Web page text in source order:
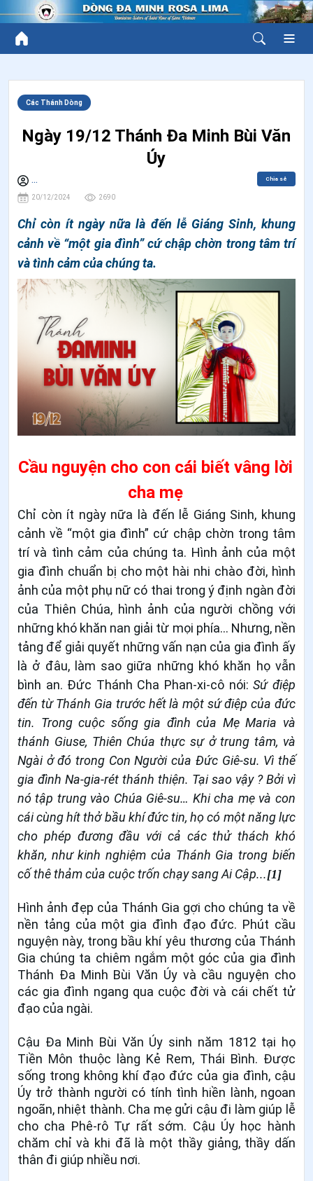
Các Thánh Dòng
Ngày 19/12 Thánh Ða Minh Bùi Văn
Úy
...
20/12/2024 2690
Chia sẻ
Chỉ còn ít ngày nữa là đến lễ Giáng Sinh, khung
cảnh về “một gia đình” cứ chập chờn trong tâm trí
và tình cảm của chúng ta.
Cầu nguyện cho con cái biết vâng lời
cha mẹ
Chỉ còn ít ngày nữa là đến lễ Giáng Sinh, khung
cảnh về “một gia đình” cứ chập chờn trong tâm
trí và tình cảm của chúng ta. Hình ảnh của một
gia đình chuẩn bị cho một hài nhi chào đời, hình
ảnh của một phụ nữ có thai trong ý định ngàn đời
của Thiên Chúa, hình ảnh của người chồng với
những khó khăn nan giải từ mọi phía… Nhưng, nền
tảng để giải quyết những vấn nạn của gia đình ấy
là ở đâu, làm sao giữa những khó khăn họ vẫn
bình an. Đức Thánh Cha Phan-xi-cô nói:Sứ điệp
đến từ Thánh Gia trước hết là một sứ điệp của đức
tin. Trong cuộc sống gia đình của Mẹ Maria và
thánh Giuse, Thiên Chúa thực sự ở trung tâm, và
Ngài ở đó trong Con Người của Đức Giê-su. Vì thế
gia đình Na-gia-rét thánh thiện. Tại sao vậy ? Bởi vì
nó tập trung vào Chúa Giê-su… Khi cha mẹ và con
cái cùng hít thở bầu khí đức tin, họ có một năng lực
cho phép đương đầu với cả các thử thách khó
khăn, như kinh nghiệm của Thánh Gia trong biến
cố thê thảm của cuộc trốn chạy sang Ai Cập...[1]
Hình ảnh đẹp của Thánh Gia gợi cho chúng ta về
nền tảng của một gia đình đạo đức. Phút cầu
nguyện này, trong bầu khí yêu thương của Thánh
Gia chúng ta chiêm ngắm một góc của gia đình
Thánh Ða Minh Bùi Văn Úy và cầu nguyện cho
các gia đình ngang qua cuộc đời và cái chết tử
đạo của ngài.
Cậu Đa Minh Bùi Văn Úy sinh năm 1812 tại họ
Tiền Môn thuộc làng Kẻ Rem, Thái Bình. Được
sống trong không khí đạo đức của gia đình, cậu
Úy trở thành người có tính tình hiền lành, ngoan
ngoãn, nhiệt thành. Cha mẹ gửi cậu đi làm giúp lễ
cho cha Phê-rô Tự rất sớm. Cậu Úy học hành
chăm chỉ và khi đã là một thầy giảng, thầy dấn
thân đi giúp nhiều nơi.